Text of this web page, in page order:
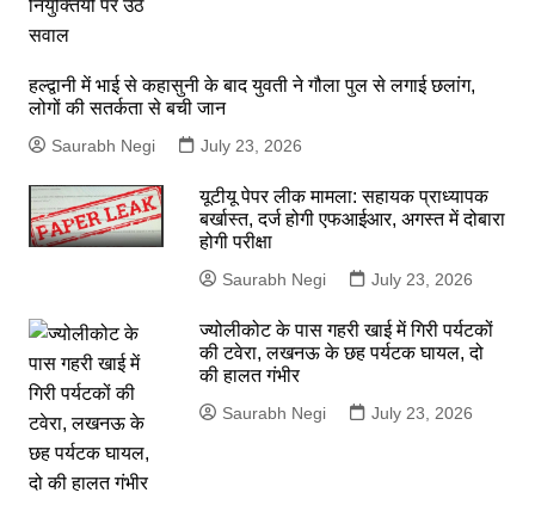
हल्द्वानी में भाई से कहासुनी के बाद युवती ने गौला पुल से लगाई छलांग,
लोगों की सतर्कता से बची जान
Saurabh Negi July 23, 2026
यूटीयू पेपर लीक मामला: सहायक प्राध्यापक
बर्खास्त, दर्ज होगी एफआईआर, अगस्त में दोबारा
होगी परीक्षा
Saurabh Negi July 23, 2026
ज्योलीकोट के पास गहरी खाई में गिरी पर्यटकों
की टवेरा, लखनऊ के छह पर्यटक घायल, दो
की हालत गंभीर
Saurabh Negi July 23, 2026